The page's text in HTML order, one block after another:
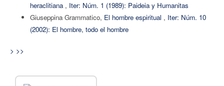
heraclitiana , Iter: Núm. 1 (1989): Paideia y Humanitas
Giuseppina Grammatico, El hombre espiritual , Iter: Núm. 10
(2002): El hombre, todo el hombre
> >>